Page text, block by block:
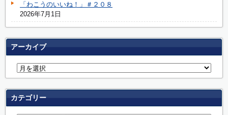
「わこうのいいね！」＃２０８
2026年7月1日
アーカイブ
カテゴリー